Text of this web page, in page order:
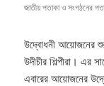
জাতীয় পতাকা ও সংগঠনের
উদ্বোধনী আয়োজনের
উদীচীর শিল্পীরা। এর
এবারের আয়োজনের